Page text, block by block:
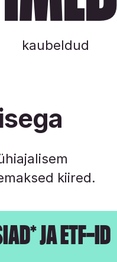
kaubeldud
kiired.
ja ETF-id